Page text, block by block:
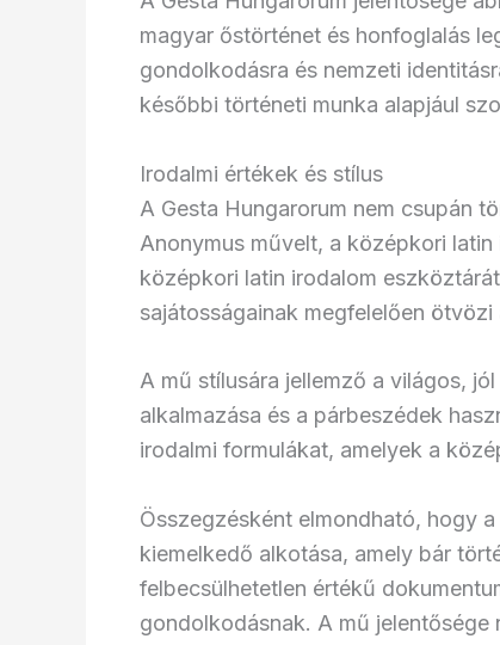
magyar őstörténet és honfoglalás
gondolkodásra és nemzeti
későbbi történeti munka alapjául
Irodalmi értékek és stílus
A Gesta Hungarorum nem csupán
Anonymus művelt, a középkori
középkori latin irodalom
sajátosságainak megfelelően
A mű stílusára jellemző a világos,
alkalmazása és a párbeszédek
irodalmi formulákat, amelyek a
Összegzésként elmondható, hogy
kiemelkedő alkotása, amely bár
felbecsülhetetlen értékű
gondolkodásnak. A mű jelentősége